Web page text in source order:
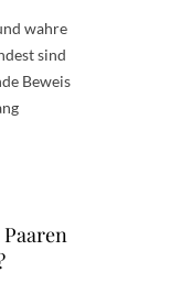
wahre
sind
Beweis